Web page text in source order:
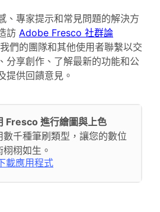
、專家提示和常見問題的解決方
訪 Adobe Fresco 社群論
們的團隊和其他使用者聯繫以交
分享創作、了解最新的功能和公
提供回饋意見。
Fresco 進行繪圖與上色
數千種筆刷類型，讓您的數位
栩栩如生。
載應用程式